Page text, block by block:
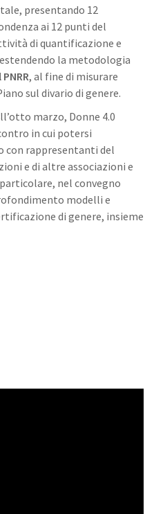
presentando 12
ai 12 punti del
di quantificazione e
la metodologia
, al fine di misurare
sul divario di genere.
marzo, Donne 4.0
in cui potersi
con rappresentanti del
e di altre associazioni e
nel convegno
modelli e
di genere, insieme